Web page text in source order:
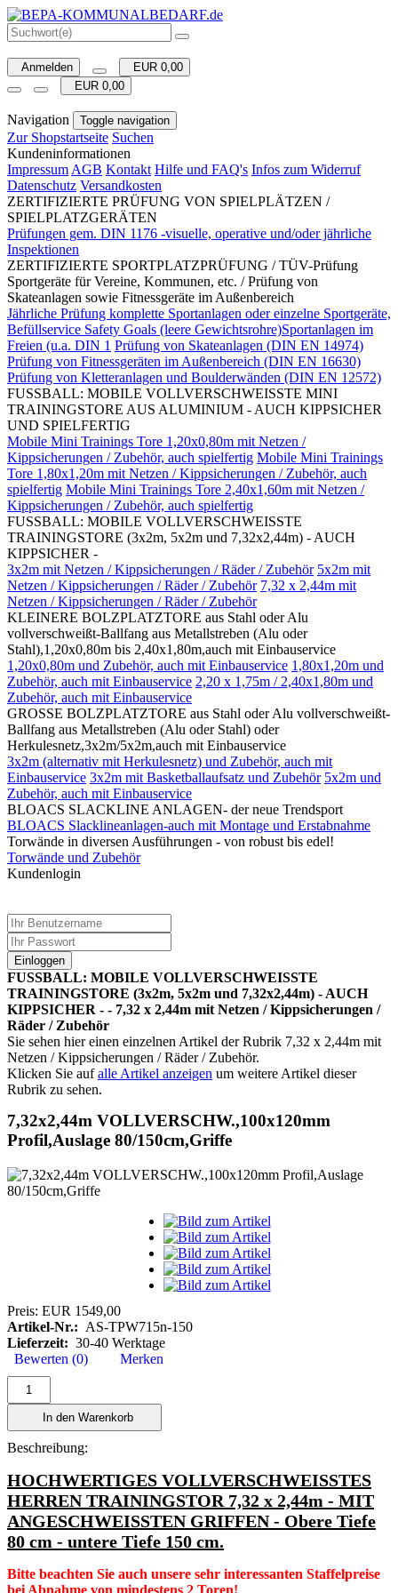
Anmelden
EUR 0,00
EUR 0,00
Navigation Toggle navigation
Zur Shopstartseite Suchen
Kundeninformationen
Impressum AGB Kontakt Hilfe und FAQ's Infos zum Widerruf
Datenschutz Versandkosten
ZERTIFIZIERTE PRÜFUNG VON SPIELPLÄTZEN /
SPIELPLATZGERÄTEN
Prüfungen gem. DIN 1176 -visuelle, operative und/oder jährliche
Inspektionen
ZERTIFIZIERTE SPORTPLATZPRÜFUNG / TÜV-Prüfung
Sportgeräte für Vereine, Kommunen, etc. / Prüfung von
Skateanlagen sowie Fitnessgeräte im Außenbereich
Jährliche Prüfung komplette Sportanlagen oder einzelne Sportgeräte,
Befüllservice Safety Goals (leere Gewichtsrohre)Sportanlagen im
Freien (u.a. DIN 1 Prüfung von Skateanlagen (DIN EN 14974)
Prüfung von Fitnessgeräten im Außenbereich (DIN EN 16630)
Prüfung von Kletteranlagen und Boulderwänden (DIN EN 12572)
FUSSBALL: MOBILE VOLLVERSCHWEISSTE MINI
TRAININGSTORE AUS ALUMINIUM - AUCH KIPPSICHER
UND SPIELFERTIG
Mobile Mini Trainings Tore 1,20x0,80m mit Netzen /
Kippsicherungen / Zubehör, auch spielfertig Mobile Mini Trainings
Tore 1,80x1,20m mit Netzen / Kippsicherungen / Zubehör, auch
spielfertig Mobile Mini Trainings Tore 2,40x1,60m mit Netzen /
Kippsicherungen / Zubehör, auch spielfertig
FUSSBALL: MOBILE VOLLVERSCHWEISSTE
TRAININGSTORE (3x2m, 5x2m und 7,32x2,44m) - AUCH
KIPPSICHER -
3x2m mit Netzen / Kippsicherungen / Räder / Zubehör 5x2m mit
Netzen / Kippsicherungen / Räder / Zubehör 7,32 x 2,44m mit
Netzen / Kippsicherungen / Räder / Zubehör
KLEINERE BOLZPLATZTORE aus Stahl oder Alu
vollverschweißt-Ballfang aus Metallstreben (Alu oder
Stahl),1,20x0,80m bis 2,40x1,80m,auch mit Einbauservice
1,20x0,80m und Zubehör, auch mit Einbauservice 1,80x1,20m und
Zubehör, auch mit Einbauservice 2,20 x 1,75m / 2,40x1,80m und
Zubehör, auch mit Einbauservice
GROSSE BOLZPLATZTORE aus Stahl oder Alu vollverschweißt-
Ballfang aus Metallstreben (Alu oder Stahl) oder
Herkulesnetz,3x2m/5x2m,auch mit Einbauservice
3x2m (alternativ mit Herkulesnetz) und Zubehör, auch mit
Einbauservice 3x2m mit Basketballaufsatz und Zubehör 5x2m und
Zubehör, auch mit Einbauservice
BLOACS SLACKLINE ANLAGEN- der neue Trendsport
BLOACS Slacklineanlagen-auch mit Montage und Erstabnahme
Torwände in diversen Ausführungen - von robust bis edel!
Torwände und Zubehör
Kundenlogin
Einloggen
FUSSBALL: MOBILE VOLLVERSCHWEISSTE
TRAININGSTORE (3x2m, 5x2m und 7,32x2,44m) - AUCH
KIPPSICHER - - 7,32 x 2,44m mit Netzen / Kippsicherungen /
Räder / Zubehör
Sie sehen hier einen einzelnen Artikel der Rubrik 7,32 x 2,44m mit
Netzen / Kippsicherungen / Räder / Zubehör.
Klicken Sie aufalle Artikel anzeigen um weitere Artikel dieser
Rubrik zu sehen.
7,32x2,44m VOLLVERSCHW.,100x120mm
Profil,Auslage 80/150cm,Griffe
Preis: EUR 1549,00
Artikel-Nr.: AS-TPW715n-150
Lieferzeit: 30-40 Werktage
Bewerten (0)
Merken
In den Warenkorb
Beschreibung:
HOCHWERTIGES VOLLVERSCHWEISSTES
HERREN TRAININGSTOR 7,32 x 2,44m - MIT
ANGESCHWEISSTEN GRIFFEN - Obere Tiefe
80 cm - untere Tiefe 150 cm.
Bitte beachten Sie auch unsere sehr interessanten Staffelpreise
bei Abnahme von mindestens 2 Toren!